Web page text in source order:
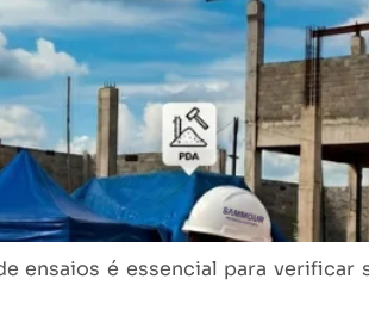
ensaios é essencial para